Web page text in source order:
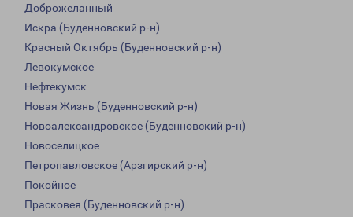
Доброжеланный
Искра (Буденновский р-н)
Красный Октябрь (Буденновский р-н)
Левокумское
Нефтекумск
Новая Жизнь (Буденновский р-н)
Новоалександровское (Буденновский р-н)
Новоселицкое
Петропавловское (Арзгирский р-н)
Покойное
Прасковея (Буденновский р-н)